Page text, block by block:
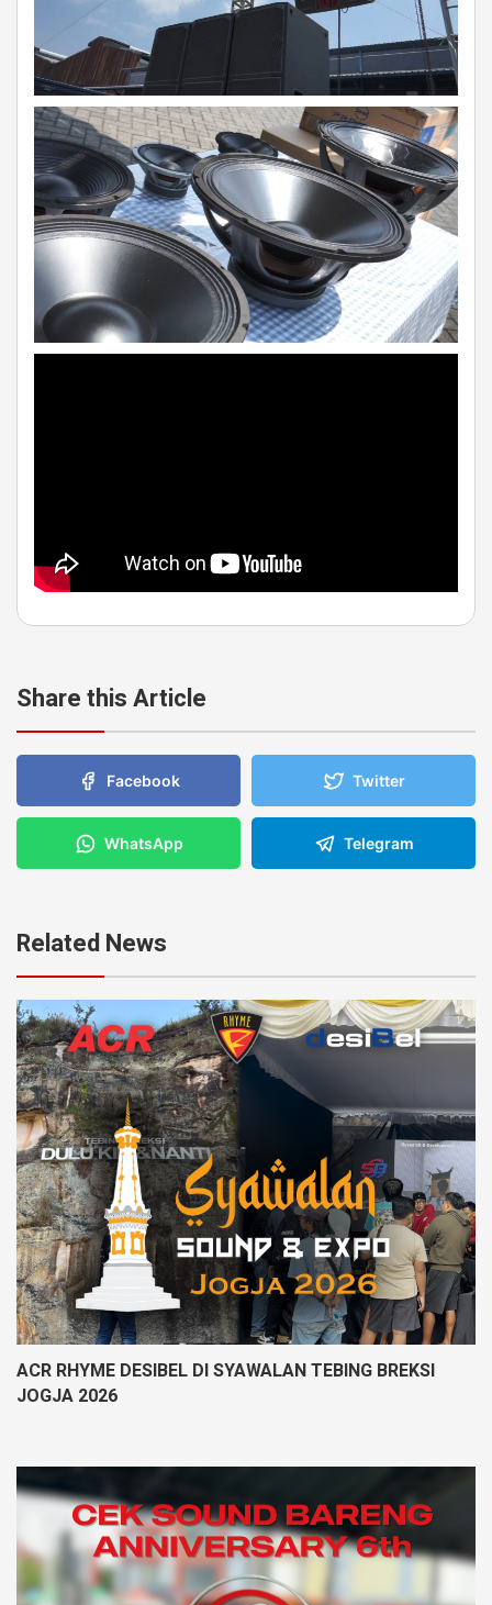
Share this Article
Facebook Twitter
WhatsApp Telegram
Related News
ACR RHYME DESIBEL DI SYAWALAN TEBING BREKSI
JOGJA 2026